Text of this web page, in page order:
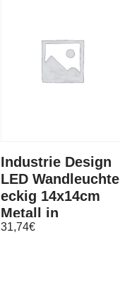
Industrie Design
LED Wandleuchte
eckig 14x14cm
Metall in
Schwarz,
31,74€